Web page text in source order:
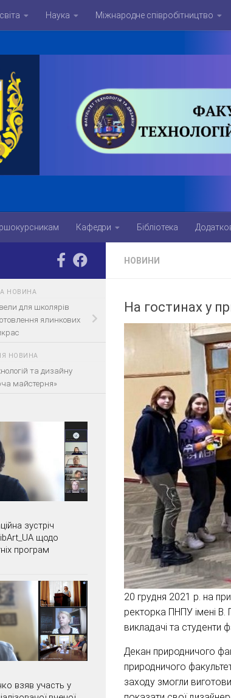
Наука Міжнародне співробітництво
Кафедри Бібліотека
НОВИНИ
На гостинах у
20 грудня 2021 р. на
ректорка ПНПУ імені
викладачі та студенти
Декан природничого
природничого
заходу змогли
НОВИНА
для школярів
ялинкових
НОВИНА
та дизайну
майстерня»
зустріч
щодо
програм
взяв участь у